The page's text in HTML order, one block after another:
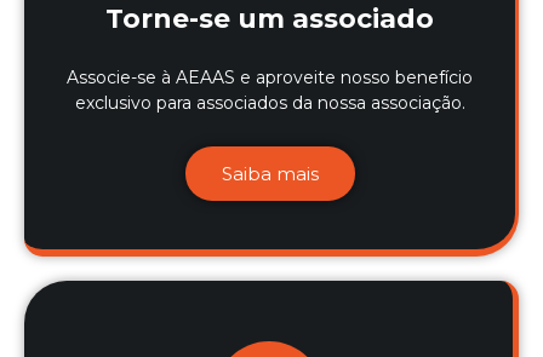
Torne-se um associado
Associe-se à AEAAS e aproveite nosso benefício
exclusivo para associados da nossa associação.
Saiba mais